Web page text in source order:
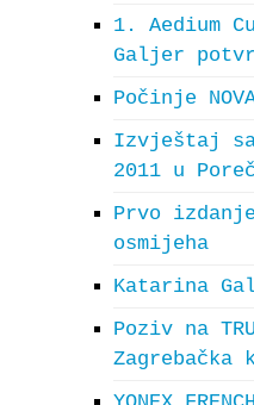
1. Aedium
Galjer
Počinje
Izvještaj
2011 u
Prvo
osmijeha
Katarina
Poziv na
Zagrebačka